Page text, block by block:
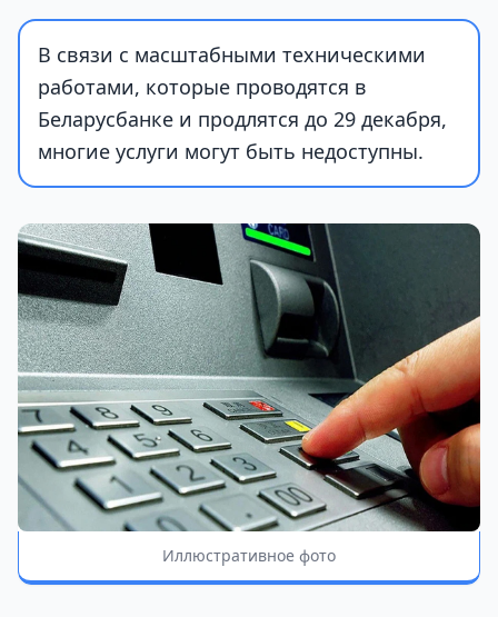
В связи с масштабными техническими
работами, которые проводятся в
Беларусбанке и продлятся до 29 декабря,
многие услуги могут быть недоступны.
Иллюстративное фото